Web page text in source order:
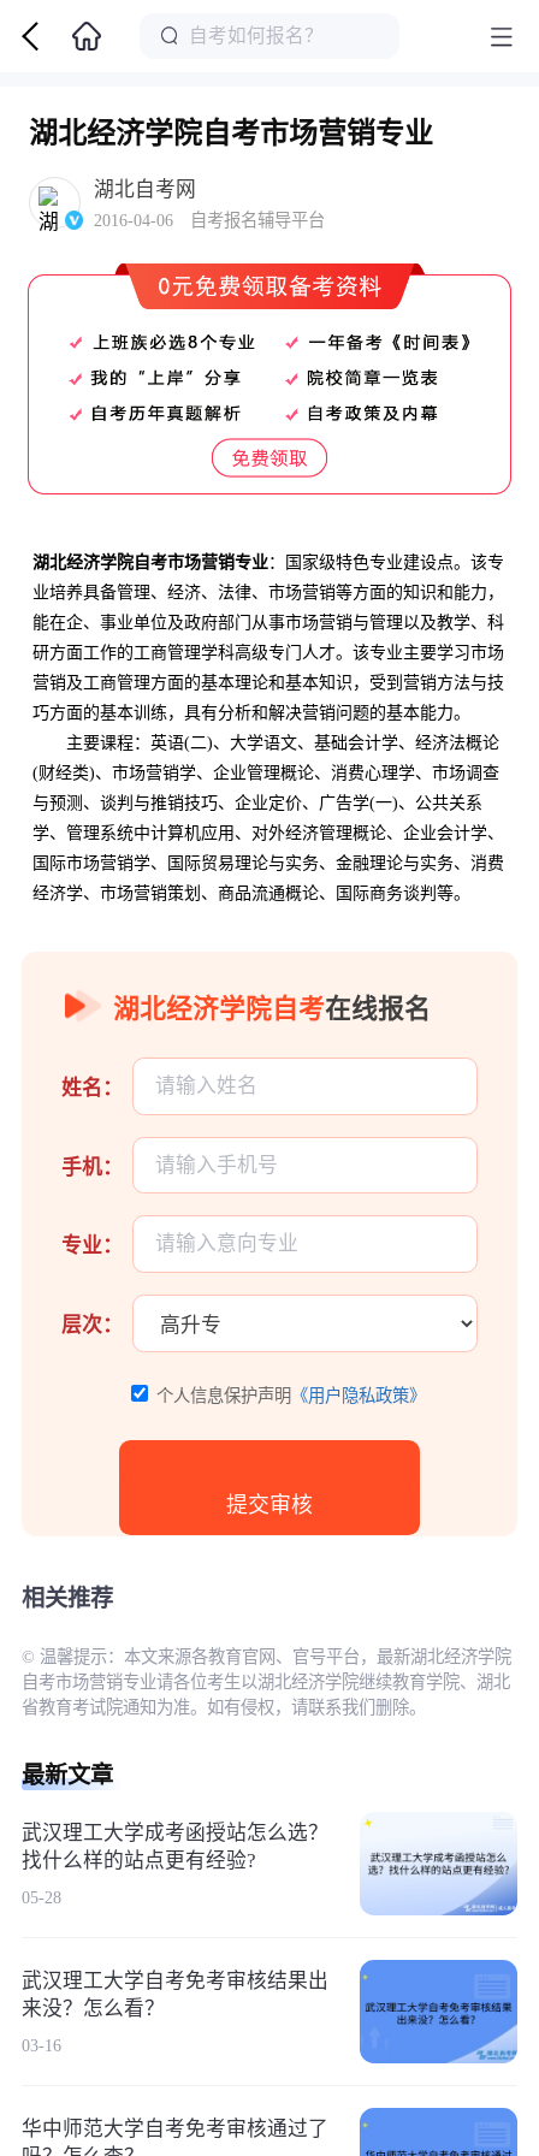
湖北经济学院自考市场营销专业
湖北自考网
2016-04-06 自考报名辅导平台
湖北经济学院自考市场营销专业：国家级特色专业建设点。该专
业培养具备管理、经济、法律、市场营销等方面的知识和能力，
能在企、事业单位及政府部门从事市场营销与管理以及教学、科
研方面工作的工商管理学科高级专门人才。该专业主要学习市场
营销及工商管理方面的基本理论和基本知识，受到营销方法与技
巧方面的基本训练，具有分析和解决营销问题的基本能力。
主要课程：英语(二)、大学语文、基础会计学、经济法概论
(财经类)、市场营销学、企业管理概论、消费心理学、市场调查
与预测、谈判与推销技巧、企业定价、广告学(一)、公共关系
学、管理系统中计算机应用、对外经济管理概论、企业会计学、
国际市场营销学、国际贸易理论与实务、金融理论与实务、消费
经济学、市场营销策划、商品流通概论、国际商务谈判等。
湖北经济学院自考在线报名
姓名：
手机：
专业：
层次：
个人信息保护声明 《用户隐私政策》
相关推荐
© 温馨提示：本文来源各教育官网、官号平台，最新湖北经济学院
自考市场营销专业请各位考生以湖北经济学院继续教育学院、湖北
省教育考试院通知为准。如有侵权，请联系我们删除。
最新文章
武汉理工大学成考函授站怎么选？
找什么样的站点更有经验?
05-28
武汉理工大学自考免考审核结果出
来没？怎么看？
03-16
华中师范大学自考免考审核通过了